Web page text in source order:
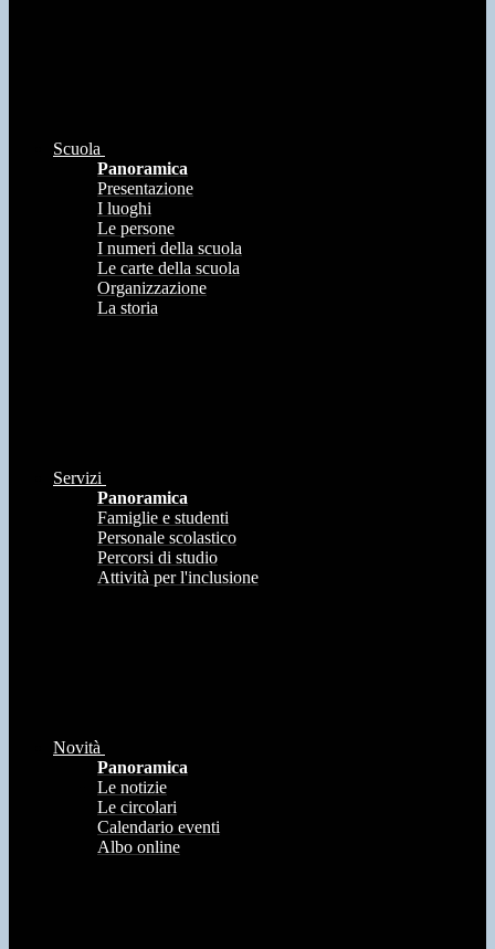
Scuola
Panoramica
Presentazione
I luoghi
Le persone
I numeri della scuola
Le carte della scuola
Organizzazione
La storia
Servizi
Panoramica
Famiglie e studenti
Personale scolastico
Percorsi di studio
Attività per l'inclusione
Novità
Panoramica
Le notizie
Le circolari
Calendario eventi
Albo online